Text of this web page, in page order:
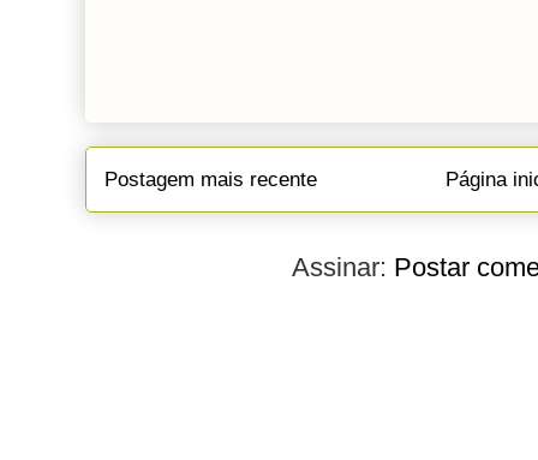
Postagem mais recente Página
Assinar: Postar